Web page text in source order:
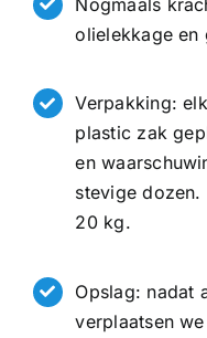
olielekkage en
Verpakking:
plastic zak
en
stevige
20 kg.
Opslag: nadat
verplaatsen